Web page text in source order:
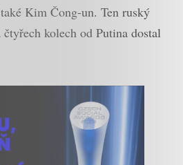
Kim Čong-un. Ten ruský
kolech od Putina dostal